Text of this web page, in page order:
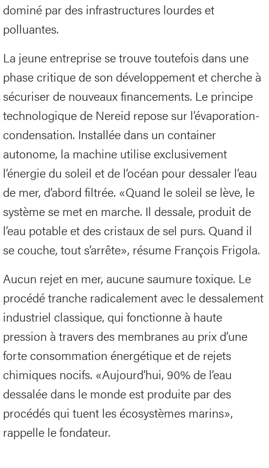
dominé par des infrastructures lourdes et
polluantes.
La jeune entreprise se trouve toutefois dans une
phase critique de son développement et cherche à
sécuriser de nouveaux financements. Le principe
technologique de Nereid repose sur l’évaporation-
condensation. Installée dans un container
autonome, la machine utilise exclusivement
l’énergie du soleil et de l’océan pour dessaler l’eau
de mer, d’abord filtrée. «Quand le soleil se lève, le
système se met en marche. Il dessale, produit de
l’eau potable et des cristaux de sel purs. Quand il
se couche, tout s’arrête», résume François Frigola.
Aucun rejet en mer, aucune saumure toxique. Le
procédé tranche radicalement avec le dessalement
industriel classique, qui fonctionne à haute
pression à travers des membranes au prix d’une
forte consommation énergétique et de rejets
chimiques nocifs. «Aujourd’hui, 90% de l’eau
dessalée dans le monde est produite par des
procédés qui tuent les écosystèmes marins»,
rappelle le fondateur.